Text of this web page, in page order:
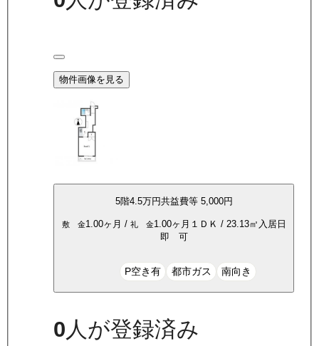
物件画像を見る
5階4.5万円共益費等 5,000円
敷 金1.00ヶ月 / 礼 金1.00ヶ月 １ＤＫ / 23.13㎡ 入居日
即 可
P空き有 都市ガス 南向き
0人が登録済み